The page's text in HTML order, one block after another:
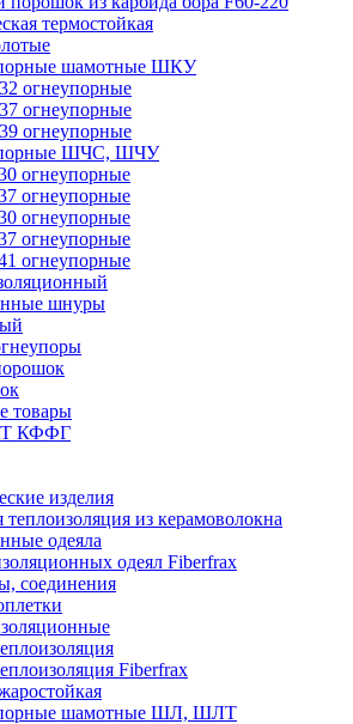
термостойкая
шамотные ШКУ
огнеупорные
огнеупорные
огнеупорные
ШЧС, ШЧУ
огнеупорные
огнеупорные
огнеупорные
огнеупорные
огнеупорные
шнуры
товары
КФФГ
изделия
из керамоволокна
одеяла
одеял Fiberfrax
соединения
Fiberfrax
шамотные ШЛ, ШЛТ